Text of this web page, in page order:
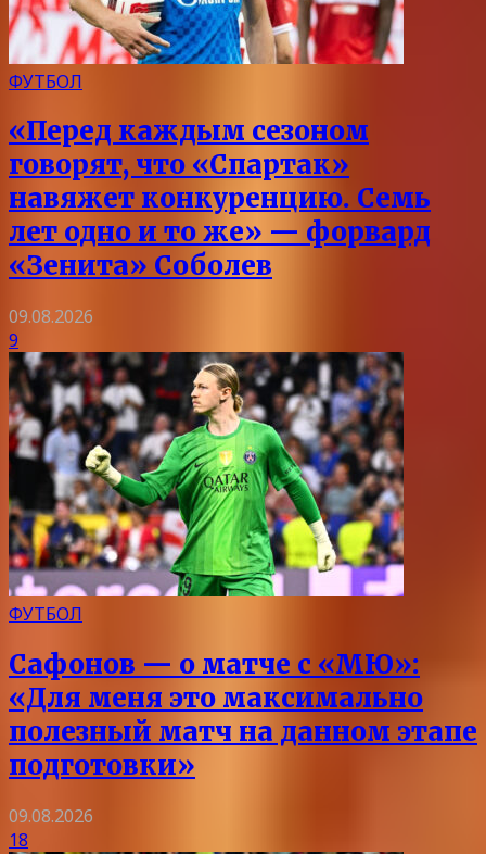
ФУТБОЛ
«Перед каждым сезоном
говорят, что «Спартак»
навяжет конкуренцию. Семь
лет одно и то же» — форвард
«Зенита» Соболев
09.08.2026
9
ФУТБОЛ
Сафонов — о матче с «МЮ»:
«Для меня это максимально
полезный матч на данном этапе
подготовки»
09.08.2026
18